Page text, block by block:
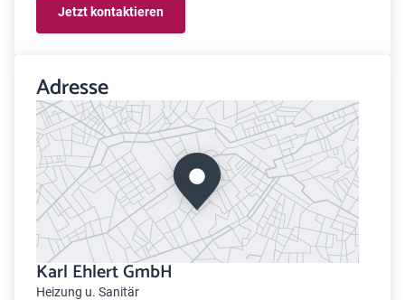
Jetzt kontaktieren
Adresse
Karl Ehlert GmbH
Heizung u. Sanitär